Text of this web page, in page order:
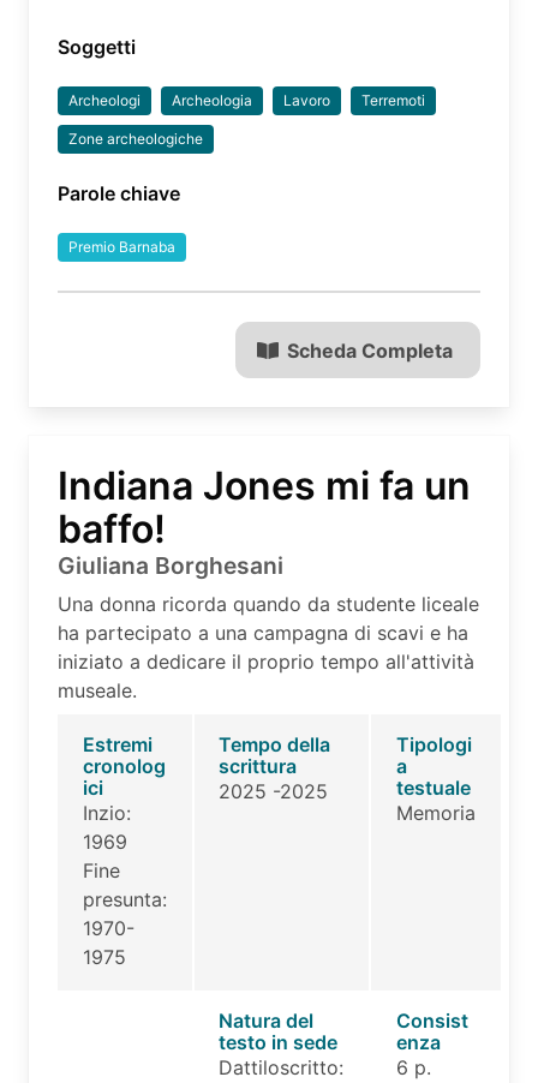
Soggetti
Archeologi Archeologia Lavoro Terremoti
Zone archeologiche
Parole chiave
Premio Barnaba
Scheda Completa
Indiana Jones mi fa un
baffo!
Giuliana Borghesani
Una donna ricorda quando da studente liceale
ha partecipato a una campagna di scavi e ha
iniziato a dedicare il proprio tempo all'attività
museale.
Estremi
cronolog
ici
Inzio:
1969
Fine
presunta:
1970-
1975
Tempo della
scrittura
2025 -2025
Tipologi
a
testuale
Memoria
Natura del
testo in sede
Dattiloscritto:
Consist
enza
6 p.